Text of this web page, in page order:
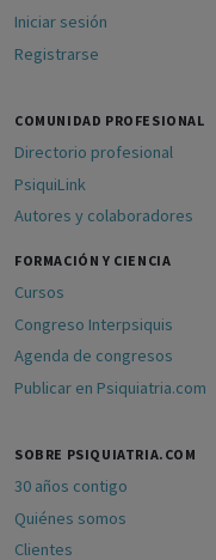
Iniciar sesión
Registrarse
COMUNIDAD PROFESIONAL
Directorio profesional
PsiquiLink
Autores y colaboradores
FORMACIÓN Y CIENCIA
Cursos
Congreso Interpsiquis
Agenda de congresos
Publicar en Psiquiatria.com
SOBRE PSIQUIATRIA.COM
30 años contigo
Quiénes somos
Clientes